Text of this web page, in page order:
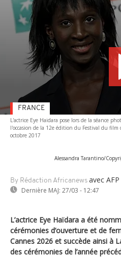
L'actrice Eye Haidara pose lors de la séance
l'occasion de la 12e édition du Festival du film
octobre 2017
Alessandra Tarantino/
By Rédaction Africanews avec AFP
Dernière MAJ: 27/03 - 12:47
FRANCE
L’actrice Eye Haïdara a été
cérémonies d’ouverture et de
Cannes 2026 et succède ainsi à
des cérémonies de l’année